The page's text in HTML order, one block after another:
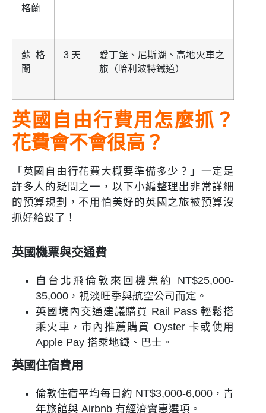
格蘭
蘇格
蘭
3 天
愛丁堡、尼斯湖、高地火車之
旅（哈利波特鐵道）
英國自由行費用怎麼抓？
花費會不會很高？
「英國自由行花費大概要準備多少？」一定是
許多人的疑問之一，以下小編整理出非常詳細
的預算規劃，不用怕美好的英國之旅被預算沒
抓好給毀了！
英國機票與交通費
自台北飛倫敦來回機票約 NT$25,000-
35,000，視淡旺季與航空公司而定。
英國境內交通建議購買 Rail Pass 輕鬆搭
乘火車，市內推薦購買 Oyster 卡或使用
Apple Pay 搭乘地鐵、巴士。
英國住宿費用
倫敦住宿平均每日約 NT$3,000-6,000，青
年旅館與 Airbnb 有經濟實惠選項。